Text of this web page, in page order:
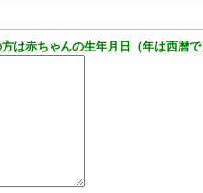
は赤ちゃんの生年月日（年は西暦で